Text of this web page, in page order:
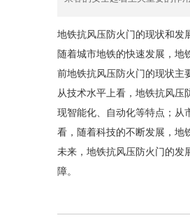
地铁抗风压防火门的现状和发
随着城市地铁的快速发展，地
前地铁抗风压防火门的现状主
从技术水平上看，地铁抗风压
现智能化、自动化等特点；从
看，随着科技的不断发展，地
未来，地铁抗风压防火门的发
障。